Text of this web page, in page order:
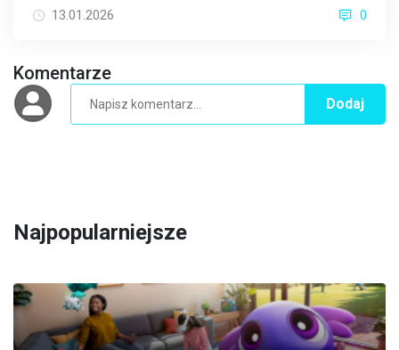
13.01.2026 0
Komentarze
Dodaj
Najpopularniejsze